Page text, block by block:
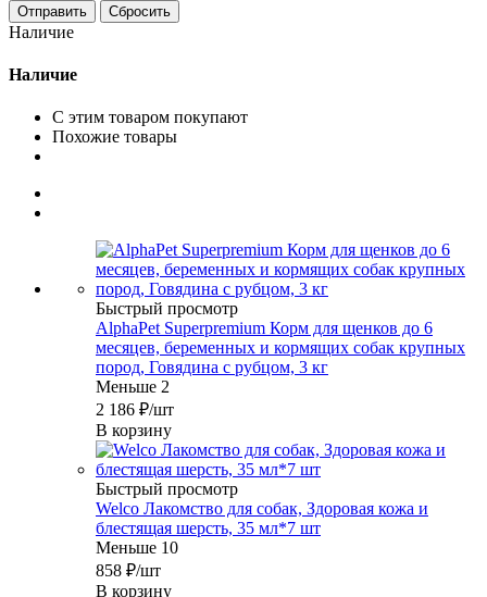
Сбросить
Наличие
Наличие
С этим товаром покупают
Похожие товары
Быстрый просмотр
AlphaPet Superpremium Корм для щенков до 6
месяцев, беременных и кормящих собак крупных
пород, Говядина с рубцом, 3 кг
Меньше 2
2 186 ₽/шт
В корзину
Быстрый просмотр
Welco Лакомство для собак, Здоровая кожа и
блестящая шерсть, 35 мл*7 шт
Меньше 10
858 ₽/шт
В корзину